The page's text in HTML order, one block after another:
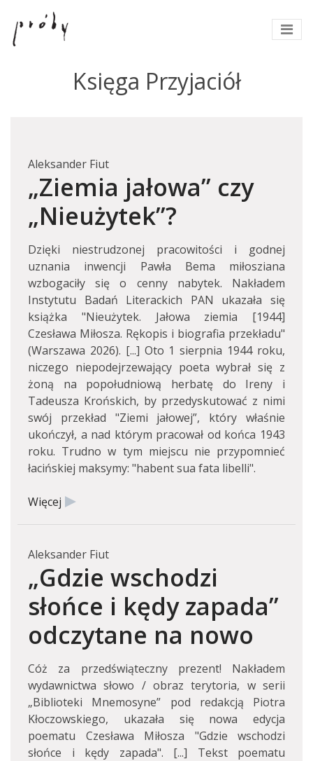
Księga Przyjaciół
Aleksander Fiut
„Ziemia jałowa” czy
„Nieużytek”?
Dzięki niestrudzonej pracowitości i godnej
uznania inwencji Pawła Bema miłosziana
wzbogaciły się o cenny nabytek. Nakładem
Instytutu Badań Literackich PAN ukazała się
książka "Nieużytek. Jałowa ziemia [1944]
Czesława Miłosza. Rękopis i biografia przekładu"
(Warszawa 2026). [...] Oto 1 sierpnia 1944 roku,
niczego niepodejrzewający poeta wybrał się z
żoną na popołudniową herbatę do Ireny i
Tadeusza Krońskich, by przedyskutować z nimi
swój przekład "Ziemi jałowej”, który właśnie
ukończył, a nad którym pracował od końca 1943
roku. Trudno w tym miejscu nie przypomnieć
łacińskiej maksymy: "habent sua fata libelli".
Więcej
Aleksander Fiut
„Gdzie wschodzi
słońce i kędy zapada”
odczytane na nowo
Cóż za przedświąteczny prezent! Nakładem
wydawnictwa słowo / obraz terytoria, w serii
„Biblioteki Mnemosyne” pod redakcją Piotra
Kłoczowskiego, ukazała się nowa edycja
poematu Czesława Miłosza "Gdzie wschodzi
słońce i kędy zapada". [...] Tekst poematu